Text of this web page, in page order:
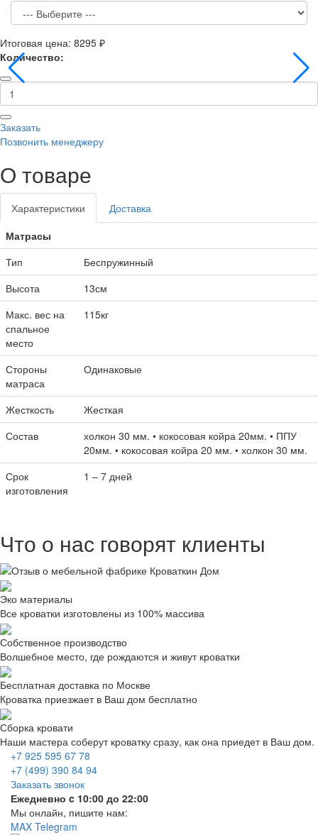
Итоговая цена: 8295 ₽
Количество:
Заказать
Позвонить менеджеру
О товаре
Характеристики
Доставка
Матрасы
Тип
Беспружинный
Высота
13см
Макс. вес на
спальное
место
115кг
Стороны
матраса
Одинаковые
Жесткость
Жесткая
Состав
холкон 30 мм. • кокосовая койра 20мм. • ППУ
20мм. • кокосовая койра 20 мм. • холкон 30 мм.
Срок
изготовления
1 – 7 дней
Что о нас говорят клиенты
Эко материалы
Все кроватки изготовлены из 100% массива
Собственное производство
Волшебное место, где рождаются и живут кроватки
Бесплатная доставка по Москве
Кроватка приезжает в Ваш дом бесплатно
Сборка кровати
Наши мастера соберут кроватку сразу, как она приедет в Ваш дом.
+7 925 595 67 78
+7 (499) 390 84 94
Заказать звонок
Ежедневно c 10:00 до 22:00
Мы онлайн, пишите нам:
MAX Telegram